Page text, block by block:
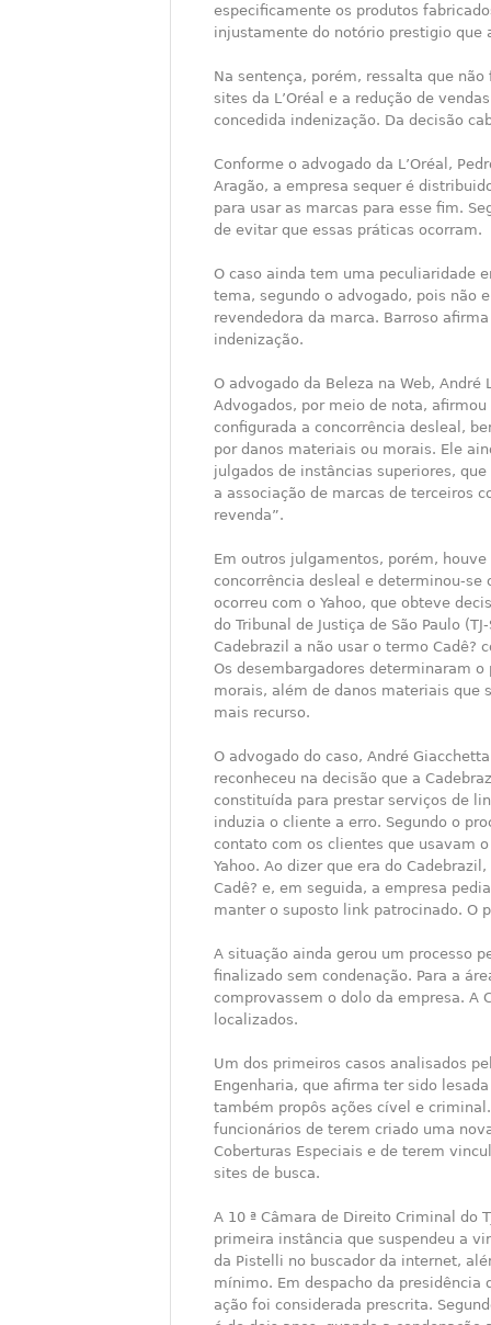
especificamente os produtos
injustamente do notório prestigio que
Na sentença, porém, ressalta que
sites da L’Oréal e a redução de
concedida indenização. Da decisão
Conforme o advogado da L’Oréal,
Aragão, a empresa sequer é
para usar as marcas para esse fim.
de evitar que essas práticas ocorram.
O caso ainda tem uma peculiaridade
tema, segundo o advogado, pois não
revendedora da marca. Barroso
indenização.
O advogado da Beleza na Web,
Advogados, por meio de nota,
configurada a concorrência desleal,
por danos materiais ou morais. Ele
julgados de instâncias superiores,
a associação de marcas de terceiros
revenda”.
Em outros julgamentos, porém,
concorrência desleal e determinou-se
ocorreu com o Yahoo, que obteve
do Tribunal de Justiça de São Paulo
Cadebrazil a não usar o termo Cadê?
Os desembargadores determinaram
morais, além de danos materiais que
mais recurso.
O advogado do caso, André
reconheceu na decisão que a
constituída para prestar serviços de
induzia o cliente a erro. Segundo o
contato com os clientes que usavam
Yahoo. Ao dizer que era do
Cadê? e, em seguida, a empresa
manter o suposto link patrocinado. O
A situação ainda gerou um processo
finalizado sem condenação. Para a
comprovassem o dolo da empresa. A
localizados.
Um dos primeiros casos analisados
Engenharia, que afirma ter sido
também propôs ações cível e
funcionários de terem criado uma
Coberturas Especiais e de terem
sites de busca.
A 10 ª Câmara de Direito Criminal do
primeira instância que suspendeu a
da Pistelli no buscador da internet,
mínimo. Em despacho da
ação foi considerada prescrita.